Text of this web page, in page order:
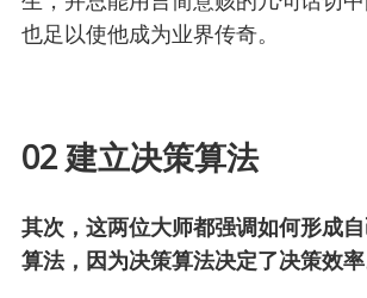
也足以使他成为业界传奇。
02 建立决策算法
其次，这两位大师都强调如何形成
算法，因为决策算法决定了决策效率